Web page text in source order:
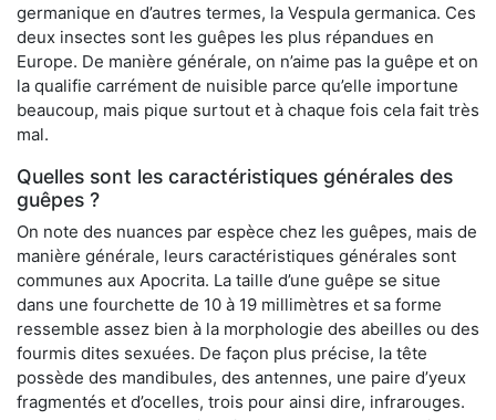
germanique en d’autres termes, la Vespula germanica. Ces
deux insectes sont les guêpes les plus répandues en
Europe. De manière générale, on n’aime pas la guêpe et on
la qualifie carrément de nuisible parce qu’elle importune
beaucoup, mais pique surtout et à chaque fois cela fait très
mal.
Quelles sont les caractéristiques générales des
guêpes ?
On note des nuances par espèce chez les guêpes, mais de
manière générale, leurs caractéristiques générales sont
communes aux Apocrita. La taille d’une guêpe se situe
dans une fourchette de 10 à 19 millimètres et sa forme
ressemble assez bien à la morphologie des abeilles ou des
fourmis dites sexuées. De façon plus précise, la tête
possède des mandibules, des antennes, une paire d’yeux
fragmentés et d’ocelles, trois pour ainsi dire, infrarouges.